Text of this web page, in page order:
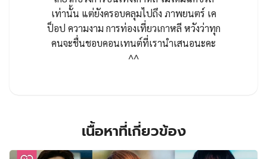
เท่านั้น แต่ยังครอบคลุมไปถึง ภาพยนตร์ เค
ป็อป ความงาม การท่องเที่ยวเกาหลี หวังว่าทุก
คนจะชื่นชอบคอนเทนต์ที่เรานำเสนอนะคะ
^^
เนื้อหาที่เกี่ยวข้อง